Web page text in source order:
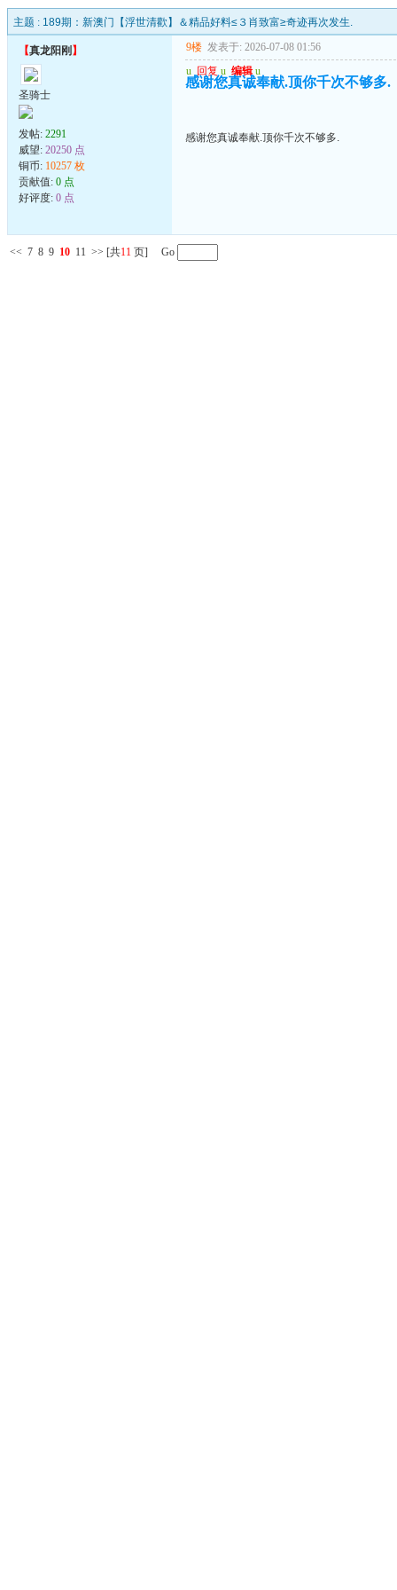
主题 : 189期：新澳门【浮世清歡】＆精品好料≤３肖致富≥奇迹再次发生.
【真龙阳刚 】
圣骑士
发帖: 2291
威望: 20250 点
铜币: 10257 枚
贡献值: 0 点
好评度: 0 点
9楼 发表于: 2026-07-08 01:56
u 回复 u 编辑 u
感谢您真诚奉献.顶你千次不够多.
感谢您真诚奉献.顶你千次不够多.
<< 7 8 9 10 11 >> [共11 页] Go